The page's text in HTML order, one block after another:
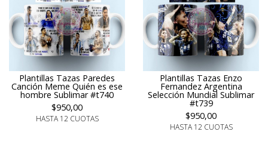
Plantillas Tazas Paredes
Canción Meme Quién es ese
hombre Sublimar #t740
$950,00
HASTA 12 CUOTAS
Plantillas Tazas Enzo
Fernandez Argentina
Selección Mundial Sublimar
#t739
$950,00
HASTA 12 CUOTAS